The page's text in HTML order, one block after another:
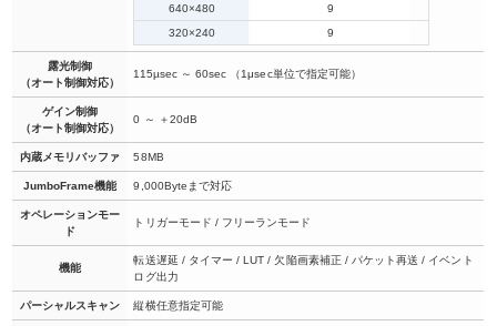
640×480
9
320×240
9
露光制御
（オート制御対応）
115µsec ～ 60sec （1μsec単位で指定可能）
ゲイン制御
（オート制御対応）
0 ～ ＋20dB
内蔵メモリバッファ 58MB
JumboFrame機能 9,000Byteまで対応
オペレーションモー
ド
トリガーモード / フリーランモード
機能
転送遅延 / タイマー / LUT / 欠陥画素補正 / パケット再送 / イベント
ログ出力
パーシャルスキャン 縦横任意指定可能